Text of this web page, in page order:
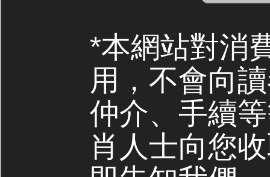
*本網站對消
用，不會向
仲介、手續
肖人士向您